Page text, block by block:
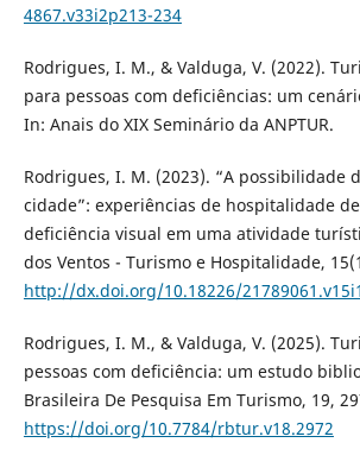
4867.v33i2p213-234
Rodrigues, I. M., & Valduga, V. (2022).
para pessoas com deficiências: um
In: Anais do XIX Seminário da ANPTUR.
Rodrigues, I. M. (2023). “A possibilidade
cidade”: experiências de hospitalidade
deficiência visual em uma atividade
dos Ventos - Turismo e Hospitalidade,
http://dx.doi.org/10.18226/
Rodrigues, I. M., & Valduga, V. (2025).
pessoas com deficiência: um estudo
Brasileira De Pesquisa Em Turismo, 19,
https://doi.org/10.7784/rbtur.v18.2972